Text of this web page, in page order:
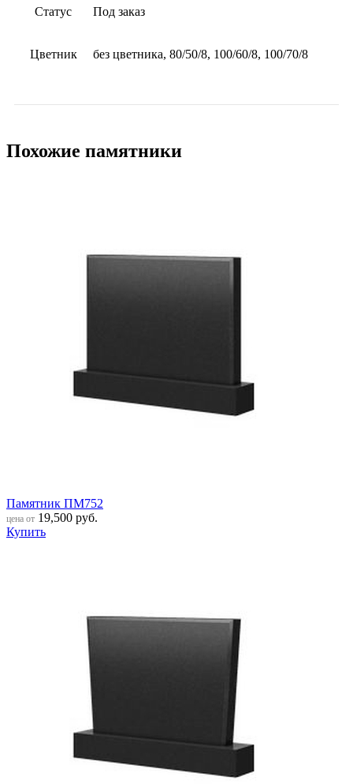
Статус Под заказ
Цветник без цветника, 80/50/8, 100/60/8, 100/70/8
Похожие памятники
Памятник ПМ752
цена от 19,500 руб.
Купить